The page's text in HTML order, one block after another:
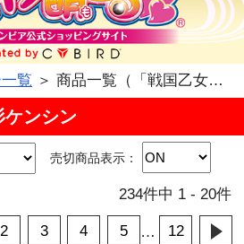
ター一覧 ＞ 商品一覧（「戦
上杉ケンシン